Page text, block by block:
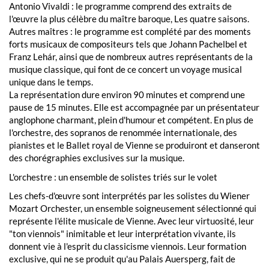
Antonio Vivaldi : le programme comprend des extraits de
l'œuvre la plus célèbre du maître baroque, Les quatre saisons.
Autres maîtres : le programme est complété par des moments
forts musicaux de compositeurs tels que Johann Pachelbel et
Franz Lehár, ainsi que de nombreux autres représentants de la
musique classique, qui font de ce concert un voyage musical
unique dans le temps.
La représentation dure environ 90 minutes et comprend une
pause de 15 minutes. Elle est accompagnée par un présentateur
anglophone charmant, plein d'humour et compétent. En plus de
l'orchestre, des sopranos de renommée internationale, des
pianistes et le Ballet royal de Vienne se produiront et danseront
des chorégraphies exclusives sur la musique.
L'orchestre : un ensemble de solistes triés sur le volet
Les chefs-d'œuvre sont interprétés par les solistes du Wiener
Mozart Orchester, un ensemble soigneusement sélectionné qui
représente l'élite musicale de Vienne. Avec leur virtuosité, leur
"ton viennois" inimitable et leur interprétation vivante, ils
donnent vie à l'esprit du classicisme viennois. Leur formation
exclusive, qui ne se produit qu'au Palais Auersperg, fait de